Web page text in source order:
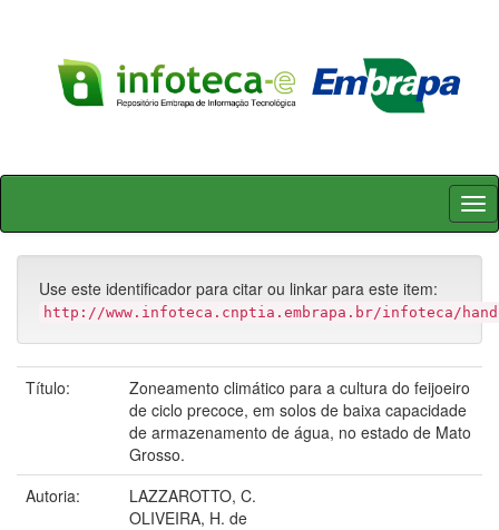
Skip
Use este identificador para citar ou linkar para este item:
http://www.infoteca.cnptia.embrapa.br/infoteca/
Título:
Zoneamento climático para a cultura do feijoeiro
de ciclo precoce, em solos de baixa capacidade
de armazenamento de água, no estado de Mato
Grosso.
Autoria:
LAZZAROTTO, C.
OLIVEIRA, H. de